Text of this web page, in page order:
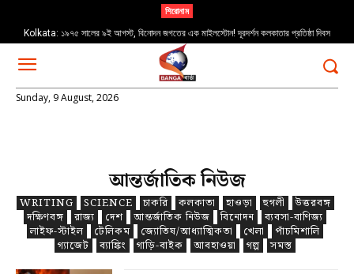
শিরোনাম
Kolkata: ১৯৭৫ সালের ৯ই আগস্ট, বিনোদন জগতের এক মাইলস্টোন! দূরদর্শন কলকাতার প্রতিষ্ঠা দিবস
Sunday, 9 August, 2026
আন্তর্জাতিক নিউজ
WRITING SCIENCE চাকরি কলকাতা হাওড়া হুগলী
উত্তরবঙ্গ
দক্ষিণবঙ্গ
রাজ্য দেশ আন্তর্জাতিক নিউজ বিনোদন
ব্যবসা-বাণিজ্য
লাইফ-স্টাইল
টেলিকম জ্যোতিষ/আধ্যাত্মিকতা খেলা
পাঁচমিশালি
গ্যাজেট
ব্যাঙ্কিং গাড়ি-বাইক আবহাওয়া গল্প সমস্ত